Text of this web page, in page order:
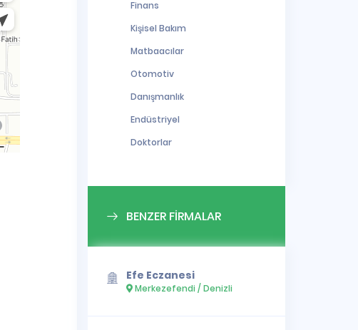
Finans
Kişisel Bakım
Matbaacılar
Otomotiv
Danışmanlık
Endüstriyel
Doktorlar
BENZER FİRMALAR
Efe Eczanesi
Merkezefendi / Denizli